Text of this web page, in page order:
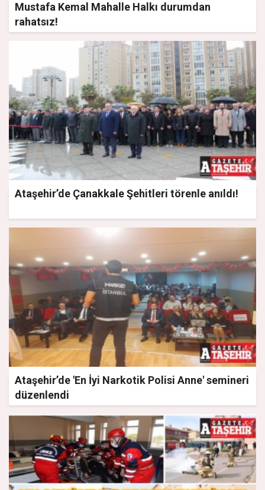
Mustafa Kemal Mahalle Halkı durumdan
rahatsız!
Ataşehir’de Çanakkale Şehitleri törenle anıldı!
Ataşehir’de 'En İyi Narkotik Polisi Anne' semineri
düzenlendi